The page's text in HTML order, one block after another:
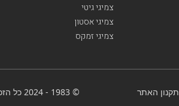
צמיגי גיטי
צמיגי אסטון
צמיגי זמקס
תקנון האתר © 1983 - 2024 כל הזכויות שמורות-BenGal